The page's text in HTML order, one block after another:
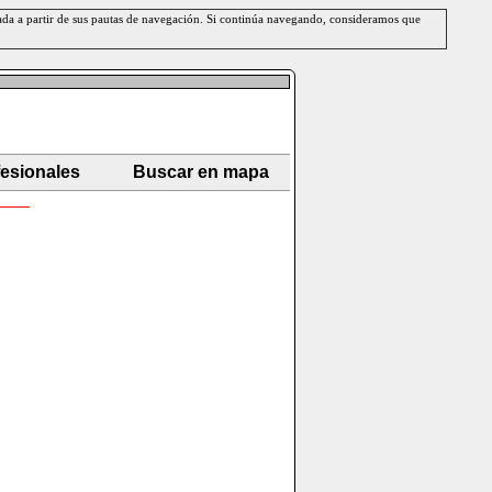
a partir de sus pautas de navegación. Si continúa navegando, consideramos que
Buscar en mapa